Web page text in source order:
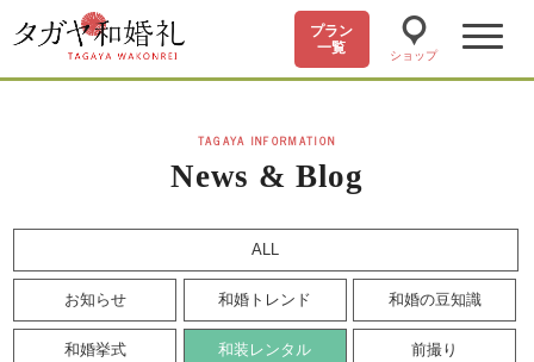
プラン
一覧
ショップ
TAGAYA INFORMATION
News & Blog
ALL
お知らせ 和婚トレンド 和婚の豆知識
和婚挙式 和装レンタル 前撮り